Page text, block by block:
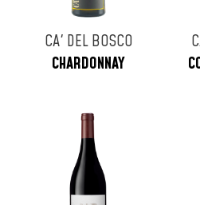
CA' DEL BOSCO
CHARDONNAY